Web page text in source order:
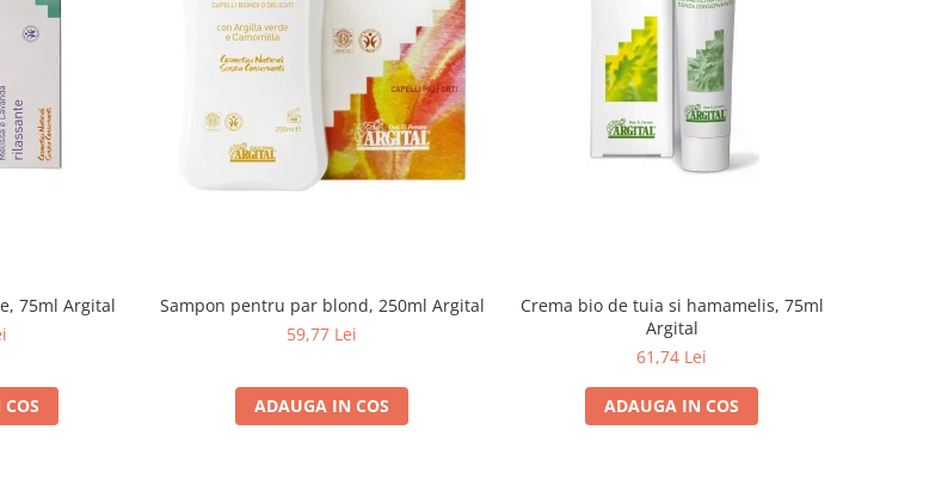
75ml Argital
Sampon pentru par blond, 250ml Argital
59,77 Lei
ADAUGA IN COS
Crema bio de tuia si hamamelis, 75ml
Argital
61,74 Lei
ADAUGA IN COS